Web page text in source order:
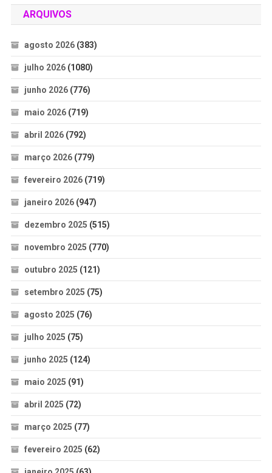
ARQUIVOS
agosto 2026(383)
julho 2026(1080)
junho 2026(776)
maio 2026(719)
abril 2026(792)
março 2026(779)
fevereiro 2026(719)
janeiro 2026(947)
dezembro 2025 (515)
novembro 2025 (770)
outubro 2025 (121)
setembro 2025 (75)
agosto 2025 (76)
julho 2025 (75)
junho 2025 (124)
maio 2025 (91)
abril 2025 (72)
março 2025 (77)
fevereiro 2025 (62)